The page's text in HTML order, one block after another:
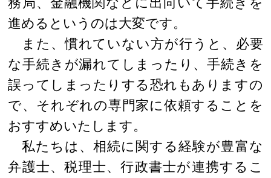
進めるというのは大変です。
また、慣れていない方が行うと、必要
な手続きが漏れてしまったり、手続きを
誤ってしまったりする恐れもありますの
で、それぞれの専門家に依頼することを
おすすめいたします。
私たちは、相続に関する経験が豊富な
弁護士、税理士、行政書士が連携するこ